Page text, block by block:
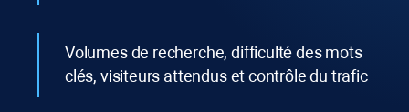
Volumes de recherche, difficulté des mots
clés, visiteurs attendus et contrôle du trafic